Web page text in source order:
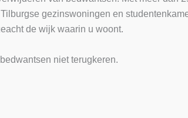
gezinswoningen en
de wijk waarin u woont.
niet terugkeren.